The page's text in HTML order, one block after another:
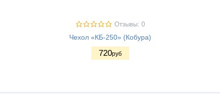
Отзывы: 0
Чехол «КБ-250» (Кобура)
720руб